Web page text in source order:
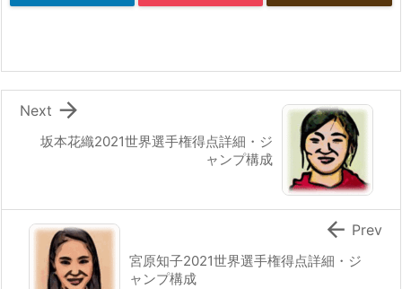
坂本花織2021世界選手権得点詳細・ジ
ャンプ構成

Next
宮原知子2021世界選手権得点詳細・ジ
ャンプ構成
 Prev